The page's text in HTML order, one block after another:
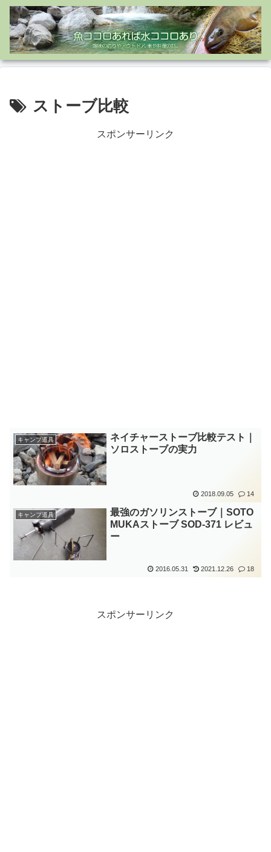
ストーブ比較
スポンサーリンク
キャンプ道具
ネイチャーストーブ比較テスト｜
ソロストーブの実力
2018.09.05 14
キャンプ道具
最強のガソリンストーブ｜SOTO
MUKAストーブ SOD-371 レビュ
ー
2016.05.31 2021.12.26 18
スポンサーリンク